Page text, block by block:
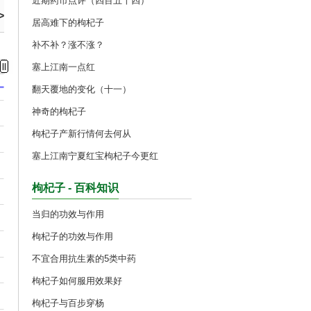
居高难下的枸杞子
补不补？涨不涨？
塞上江南一点红
翻天覆地的变化（十一）
神奇的枸杞子
枸杞子产新行情何去何从
塞上江南宁夏红宝枸杞子今更红
枸杞子 - 百科知识
当归的功效与作用
枸杞子的功效与作用
不宜合用抗生素的5类中药
枸杞子如何服用效果好
枸杞子与百步穿杨